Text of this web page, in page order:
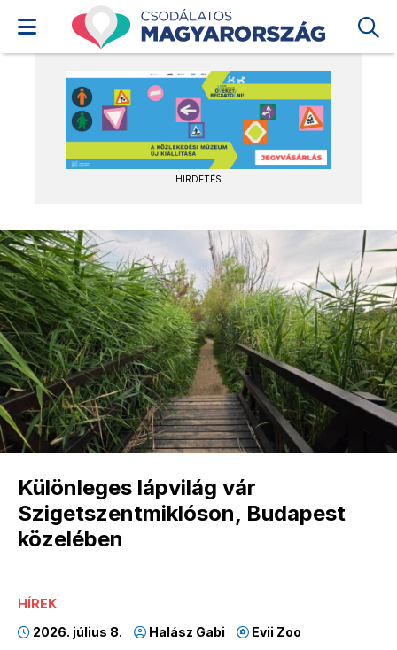
HIRDETÉS
Különleges lápvilág vár
Szigetszentmiklóson, Budapest
közelében
HÍREK
2026. július 8.
Halász Gabi Evii Zoo